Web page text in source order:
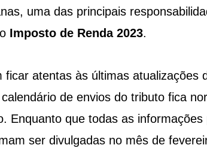
uma das principais
Imposto de Renda 2023.
ficar atentas às últimas atualizações
de envios do tributo fica
Enquanto que todas as
ser divulgadas no mês de